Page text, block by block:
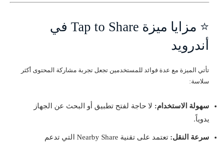
⭐ مزايا ميزة Tap to Share في
أندرويد
تأتي الميزة مع عدة فوائد للمستخدمين تجعل تجربة مشاركة المحتوى أكثر
سلاسة:
سهولة الاستخدام: لا حاجة لفتح تطبيق أو البحث عن الجهاز
يدوياً.
سرعة النقل:
تعتمد على تقنية Nearby Share التي تدعم